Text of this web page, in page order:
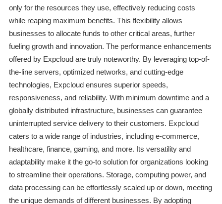
only for the resources they use, effectively reducing costs
while reaping maximum benefits. This flexibility allows
businesses to allocate funds to other critical areas, further
fueling growth and innovation. The performance enhancements
offered by Expcloud are truly noteworthy. By leveraging top-of-
the-line servers, optimized networks, and cutting-edge
technologies, Expcloud ensures superior speeds,
responsiveness, and reliability. With minimum downtime and a
globally distributed infrastructure, businesses can guarantee
uninterrupted service delivery to their customers. Expcloud
caters to a wide range of industries, including e-commerce,
healthcare, finance, gaming, and more. Its versatility and
adaptability make it the go-to solution for organizations looking
to streamline their operations. Storage, computing power, and
data processing can be effortlessly scaled up or down, meeting
the unique demands of different businesses. By adopting